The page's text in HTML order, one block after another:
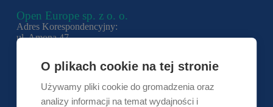
O plikach cookie na tej stronie
Używamy pliki cookie do gromadzenia oraz
analizy informacji na temat wydajności i
Open Europe sp. z o. o.
Adres Korespondencyjny:
ul. Amona 47
NIP: 5862305728
REGON: 364239680
Nr Licencji: 13917